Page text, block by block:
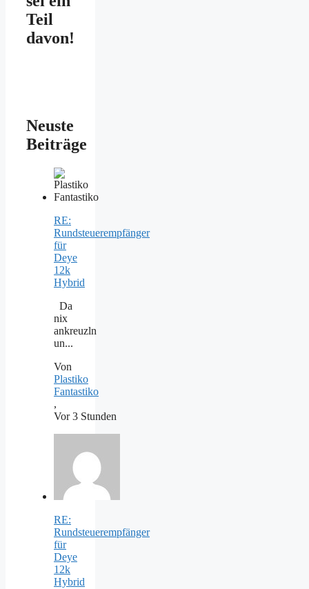
Teil
davon!
Neuste
Beiträge
RE:
Rundsteuerempfänger
für
Deye
12k
Hybrid
Da
nix
ankreuzln
un...
Von
Plastiko
Fantastiko
,
Vor 3 Stunden
RE:
Rundsteuerempfänger
für
Deye
12k
Hybrid